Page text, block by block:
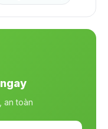
an toàn